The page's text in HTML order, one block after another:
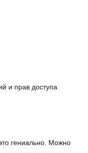
и прав доступа
гениально. Можно